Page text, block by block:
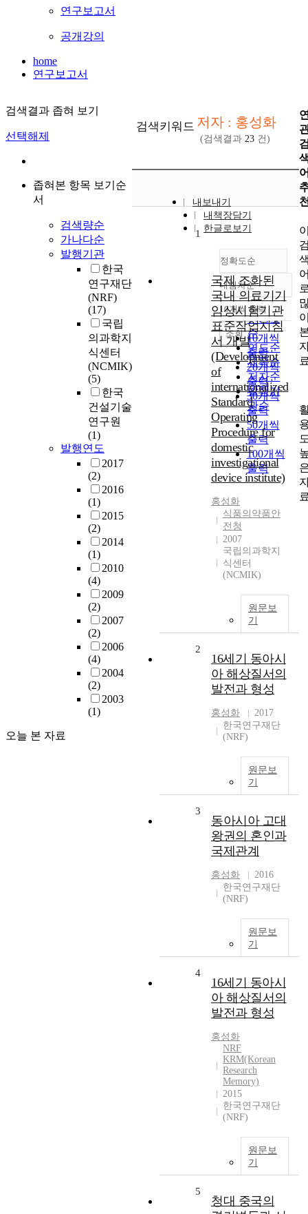
연구보고서
공개강의
home
연구보고서
검색결과 좁혀 보기
선택해제
좁혀본 항목 보기순
서
검색량순
가나다순
발행기관
한국
연구재단
(NRF)
(17)
국립
의과학지
식센터
(NCMIK)
(5)
한국
건설기술
연구원
(1)
발행연도
2017
(2)
2016
(1)
2015
(2)
2014
(1)
2010
(4)
2009
(2)
2007
(2)
2006
(4)
2004
(2)
2003
(1)
오늘 본 자료
검색키워드 저자 : 홍성화
(검색결과 23 건)
내보내기
내책장담기
한글로보기
정확도순
정확도
순
인기도
순
연도순
제목순
저자순
발행기
관순
내림차순
내림차순
10개씩 출력
10개씩
출력
20개씩
출력
30개씩
출력
50개씩
출력
100개씩
출력
조회
1
국제 조화된
국내 의료기기
임상시험기관
표준작업지침
서 개발
(Development
of
internationalized
Standard
Operating
Procedure for
domestic
investigational
device institute)
홍성화
식품의약품안
전청
2007
국립의과학지
식센터
(NCMIK)
원문보
기
2
16세기 동아시
아 해상질서의
발전과 형성
홍성화
2017
한국연구재단
(NRF)
원문보
기
3
동아시아 고대
왕권의 혼인과
국제관계
홍성화
2016
한국연구재단
(NRF)
원문보
기
4
16세기 동아시
아 해상질서의
발전과 형성
홍성화
NRF
KRM(Korean
Research
Memory)
2015
한국연구재단
(NRF)
원문보
기
5
청대 중국의